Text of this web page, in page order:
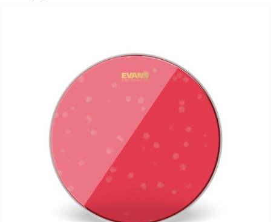
ドラム パーカッション
電子ピアノ
管楽器 その他楽器